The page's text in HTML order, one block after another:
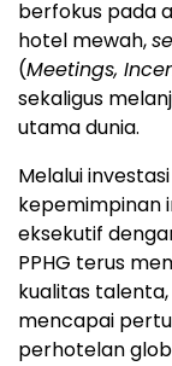
berfokus pada
hotel mewah,
(Meetings,
sekaligus
utama dunia.
Melalui
kepemimpinan
eksekutif
PPHG terus
kualitas
mencapai
perhotelan